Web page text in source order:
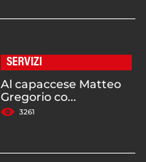
SERVIZI
Al capaccese Matteo
Gregorio co...
3261